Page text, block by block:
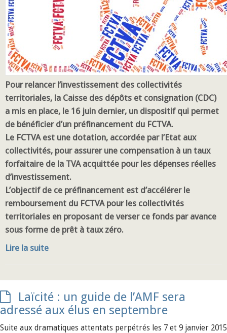
Pour relancer l’investissement des collectivités
territoriales, la Caisse des dépôts et consignation (CDC)
a mis en place, le 16 juin dernier, un dispositif qui permet
de bénéficier d’un préfinancement du FCTVA.
Le FCTVA est une dotation, accordée par l’Etat aux
collectivités, pour assurer une compensation à un taux
forfaitaire de la TVA acquittée pour les dépenses réelles
d’investissement.
L’objectif de ce préfinancement est d’accélérer le
remboursement du FCTVA pour les collectivités
territoriales en proposant de verser ce fonds par avance
sous forme de prêt à taux zéro.
Lire la suite
Laïcité : un guide de l’AMF sera
adressé aux élus en septembre
Suite aux dramatiques attentats perpétrés les 7 et 9 janvier 2015